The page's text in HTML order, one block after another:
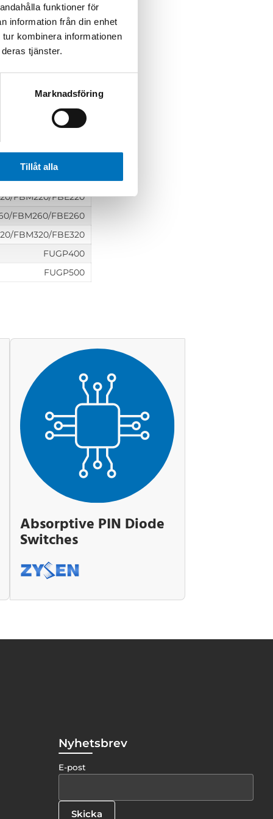
funktioner för
information från din enhet
kombinera informationen
tjänster.
Marknadsföring
Tillåt alla
FDP32/FDM32
FDP40/FDM40
FDP48/FDM48
FBM100/FBE100
FBM120/FBE120
FBM220/FBE220
FBM260/FBE260
FBM320/FBE320
FUGP400
FUGP500
Absorptive PIN Diode
Switches
Nyhetsbrev
E-post